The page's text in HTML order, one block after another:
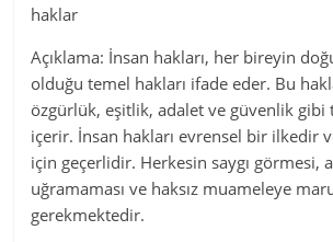
haklar
Açıklama: İnsan hakları, her bireyin
olduğu temel hakları ifade eder. Bu
özgürlük, eşitlik, adalet ve güvenlik gibi
içerir. İnsan hakları evrensel bir ilkedir
için geçerlidir. Herkesin saygı görmesi,
uğramaması ve haksız muameleye
gerekmektedir.